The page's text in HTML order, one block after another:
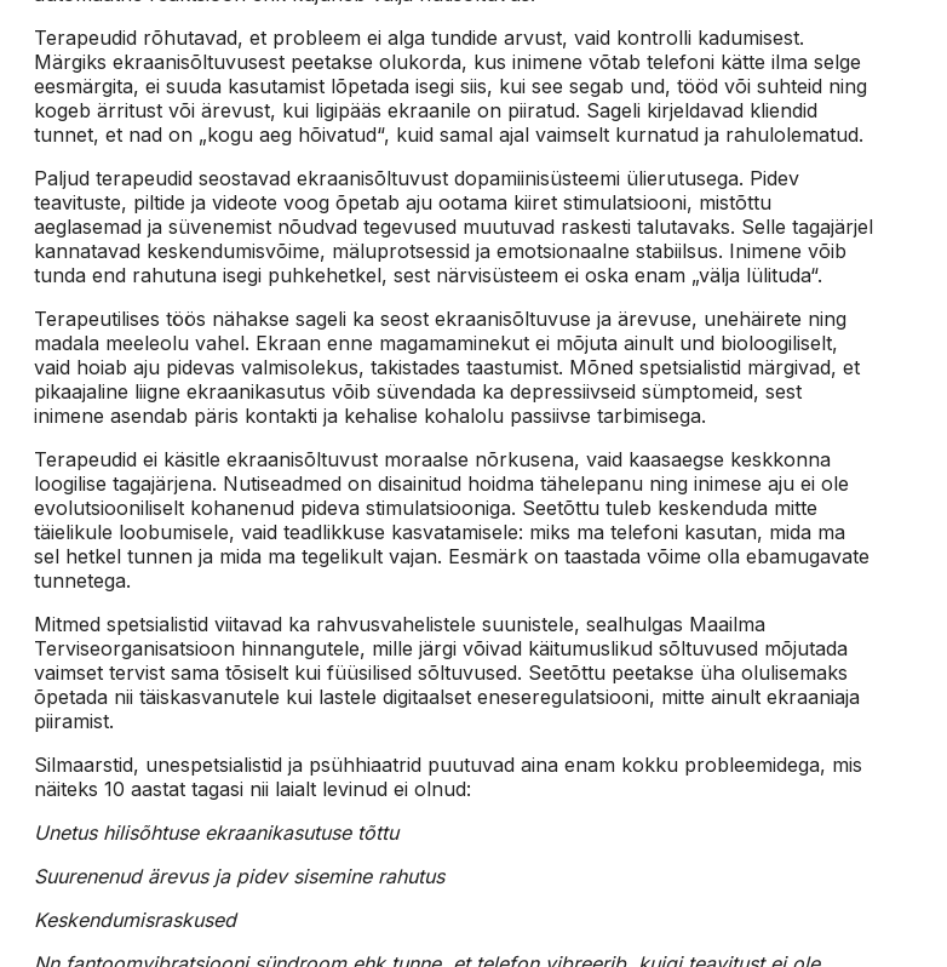
Terapeudid rõhutavad, et probleem ei alga tundide arvust, vaid kontrolli kadumisest.
Märgiks ekraanisõltuvusest peetakse olukorda, kus inimene võtab telefoni kätte ilma selge
eesmärgita, ei suuda kasutamist lõpetada isegi siis, kui see segab und, tööd või suhteid ning
kogeb ärritust või ärevust, kui ligipääs ekraanile on piiratud. Sageli kirjeldavad kliendid
tunnet, et nad on „kogu aeg hõivatud“, kuid samal ajal vaimselt kurnatud ja rahulolematud.
Paljud terapeudid seostavad ekraanisõltuvust dopamiinisüsteemi ülierutusega. Pidev
teavituste, piltide ja videote voog õpetab aju ootama kiiret stimulatsiooni, mistõttu
aeglasemad ja süvenemist nõudvad tegevused muutuvad raskesti talutavaks. Selle tagajärjel
kannatavad keskendumisvõime, mäluprotsessid ja emotsionaalne stabiilsus. Inimene võib
tunda end rahutuna isegi puhkehetkel, sest närvisüsteem ei oska enam „välja lülituda“.
Terapeutilises töös nähakse sageli ka seost ekraanisõltuvuse ja ärevuse, unehäirete ning
madala meeleolu vahel. Ekraan enne magamaminekut ei mõjuta ainult und bioloogiliselt,
vaid hoiab aju pidevas valmisolekus, takistades taastumist. Mõned spetsialistid märgivad, et
pikaajaline liigne ekraanikasutus võib süvendada ka depressiivseid sümptomeid, sest
inimene asendab päris kontakti ja kehalise kohalolu passiivse tarbimisega.
Terapeudid ei käsitle ekraanisõltuvust moraalse nõrkusena, vaid kaasaegse keskkonna
loogilise tagajärjena. Nutiseadmed on disainitud hoidma tähelepanu ning inimese aju ei ole
evolutsiooniliselt kohanenud pideva stimulatsiooniga. Seetõttu tuleb keskenduda mitte
täielikule loobumisele, vaid teadlikkuse kasvatamisele: miks ma telefoni kasutan, mida ma
sel hetkel tunnen ja mida ma tegelikult vajan. Eesmärk on taastada võime olla ebamugavate
tunnetega.
Mitmed spetsialistid viitavad ka rahvusvahelistele suunistele, sealhulgas Maailma
Terviseorganisatsioon hinnangutele, mille järgi võivad käitumuslikud sõltuvused mõjutada
vaimset tervist sama tõsiselt kui füüsilised sõltuvused. Seetõttu peetakse üha olulisemaks
õpetada nii täiskasvanutele kui lastele digitaalset eneseregulatsiooni, mitte ainult ekraaniaja
piiramist.
Silmaarstid, unespetsialistid ja psühhiaatrid puutuvad aina enam kokku probleemidega, mis
näiteks 10 aastat tagasi nii laialt levinud ei olnud:
Unetus hilisõhtuse ekraanikasutuse tõttu
Suurenenud ärevus ja pidev sisemine rahutus
Keskendumisraskused